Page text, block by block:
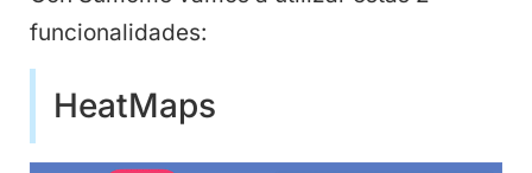
funcionalidades:
HeatMaps